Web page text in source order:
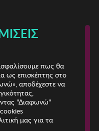
λεπτά 00δευτ.
πως θα
ως επισκέπτης στο
αποδέχεστε να
"Διαφωνώ"
μας για τα